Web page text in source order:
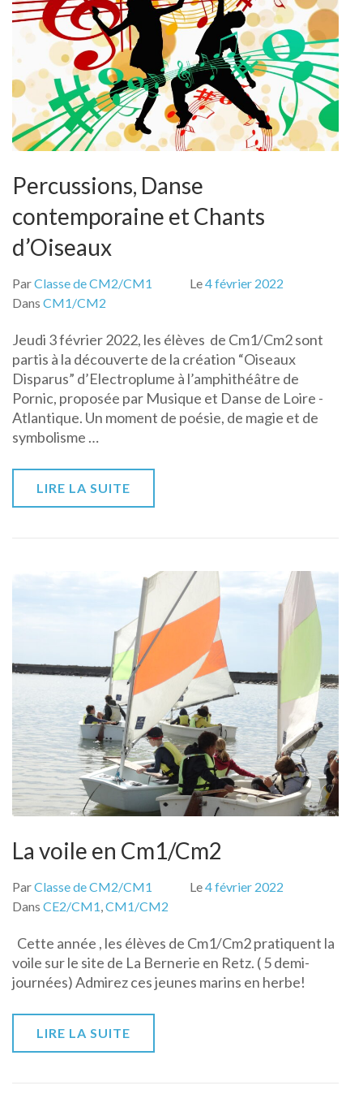
Percussions, Danse
contemporaine et Chants
d’Oiseaux
ParClasse de CM2/CM1 Le4 février 2022
Dans CM1/CM2
Jeudi 3 février 2022, les élèves de Cm1/Cm2 sont
partis à la découverte de la création “Oiseaux
Disparus” d’Electroplume à l’amphithéâtre de
Pornic, proposée par Musique et Danse de Loire -
Atlantique. Un moment de poésie, de magie et de
symbolisme …
LIRE LA SUITE
La voile en Cm1/Cm2
ParClasse de CM2/CM1 Le4 février 2022
Dans CE2/CM1,CM1/CM2
Cette année , les élèves de Cm1/Cm2 pratiquent la
voile sur le site de La Bernerie en Retz. ( 5 demi-
journées) Admirez ces jeunes marins en herbe!
LIRE LA SUITE